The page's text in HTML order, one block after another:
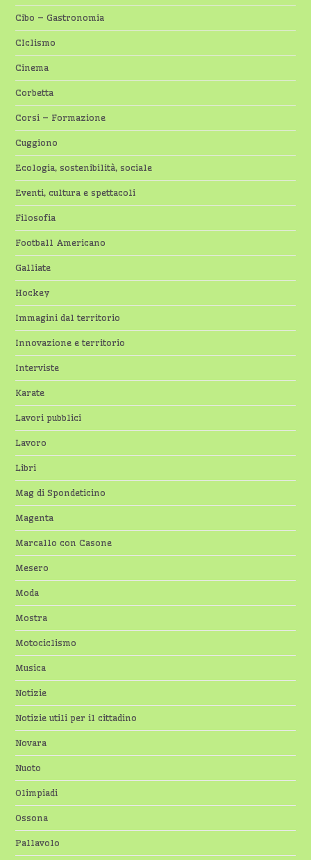
Cibo – Gastronomia
CIclismo
Cinema
Corbetta
Corsi – Formazione
Cuggiono
Ecologia, sostenibilità, sociale
Eventi, cultura e spettacoli
Filosofia
Football Americano
Galliate
Hockey
Immagini dal territorio
Innovazione e territorio
Interviste
Karate
Lavori pubblici
Lavoro
Libri
Mag di Spondeticino
Magenta
Marcallo con Casone
Mesero
Moda
Mostra
Motociclismo
Musica
Notizie
Notizie utili per il cittadino
Novara
Nuoto
Olimpiadi
Ossona
Pallavolo